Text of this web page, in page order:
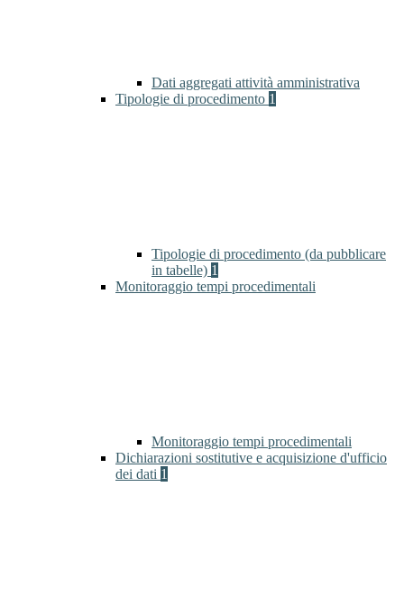
Dati aggregati attività amministrativa
Tipologie di procedimento 1
Tipologie di procedimento (da pubblicare
in tabelle) 1
Monitoraggio tempi procedimentali
Monitoraggio tempi procedimentali
Dichiarazioni sostitutive e acquisizione d'ufficio
dei dati 1